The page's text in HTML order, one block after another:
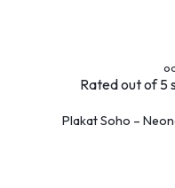
Ratedout of 5
Plakat Soho –